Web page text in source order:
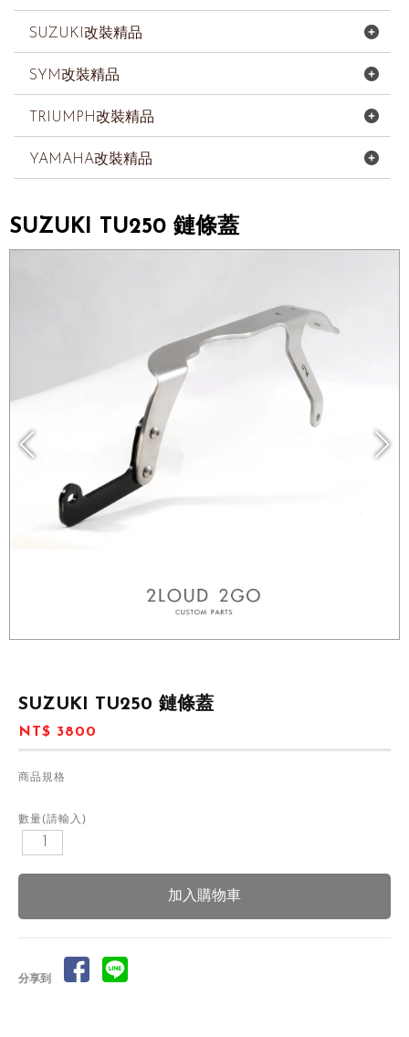
SUZUKI改裝精品
SYM改裝精品
TRIUMPH改裝精品
YAMAHA改裝精品
SUZUKI TU250 鏈條蓋
SUZUKI TU250 鏈條蓋
NT$ 3800
商品規格
數量(請輸入)
分享到